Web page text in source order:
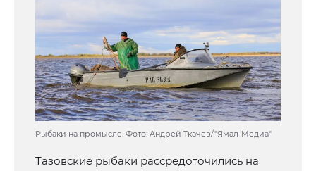
Рыбаки на промысле. Фото: Андрей Ткачев/"Ямал-Медиа"
Тазовские рыбаки рассредоточились на